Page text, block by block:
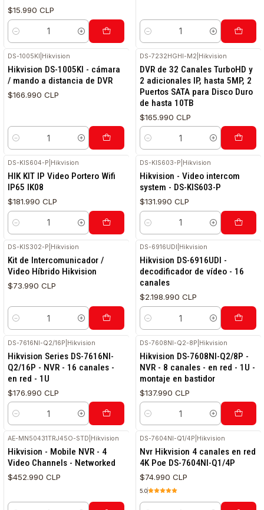
$15.990 CLP
Cantidad Cantidad
DS-1005KI Hikvision
Hikvision DS-1005KI - cámara
/ mando a distancia de DVR
$166.990 CLP
Cantidad
DS-7232HGHI-M2 Hikvision
DVR de 32 Canales TurboHD y
2 adicionales IP, hasta 5MP, 2
Puertos SATA para Disco Duro
de hasta 10TB
$165.990 CLP
Cantidad
DS-KIS604-P Hikvision
HIK KIT IP Video Portero Wifi
IP65 IK08
$181.990 CLP
Cantidad
DS-KIS603-P Hikvision
Hikvision - Video intercom
system - DS-KIS603-P
$131.990 CLP
Cantidad
DS-KIS302-P Hikvision
Kit de Intercomunicador /
Video Híbrido Hikvision
$73.990 CLP
Cantidad
DS-6916UDI Hikvision
Hikvision DS-6916UDI -
decodificador de vídeo - 16
canales
$2.198.990 CLP
Cantidad
DS-7616NI-Q2/16P Hikvision
Hikvision Series DS-7616NI-
Q2/16P - NVR - 16 canales -
en red - 1U
$176.990 CLP
Cantidad
DS-7608NI-Q2-8P Hikvision
Hikvision DS-7608NI-Q2/8P -
NVR - 8 canales - en red - 1U -
montaje en bastidor
$137.990 CLP
Cantidad
AE-MN50431TRJ45O-STD Hikvision
Hikvision - Mobile NVR - 4
Video Channels - Networked
$452.990 CLP
DS-7604NI-Q1/4P Hikvision
Nvr Hikvision 4 canales en red
4K Poe DS-7604NI-Q1/4P
$74.990 CLP
5.0